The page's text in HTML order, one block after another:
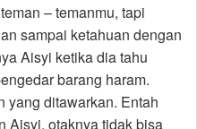
– temanmu, tapi
sampai ketahuan dengan
Aisyi ketika dia tahu
barang haram.
yang ditawarkan. Entah
Aisyi, otaknya tidak bisa